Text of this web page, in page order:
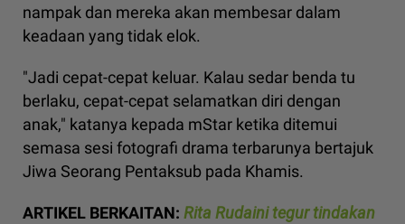
nampak dan mereka akan membesar dalam
keadaan yang tidak elok.
"Jadi cepat-cepat keluar. Kalau sedar benda tu
berlaku, cepat-cepat selamatkan diri dengan
anak," katanya kepada mStar ketika ditemui
semasa sesi fotografi drama terbarunya bertajuk
Jiwa Seorang Pentaksub pada Khamis.
ARTIKEL BERKAITAN: Rita Rudaini tegur tindakan